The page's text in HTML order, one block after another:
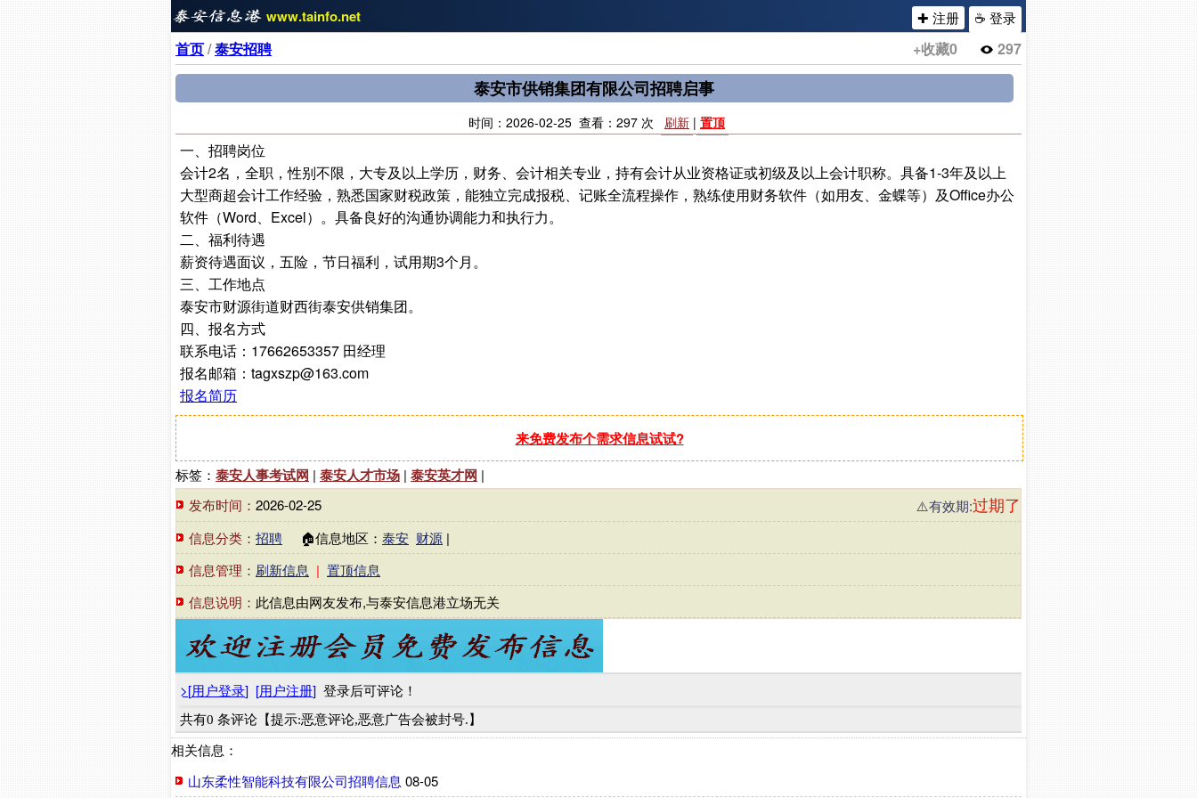
www.tainfo.net ☕ 登录
✚ 注册
+收藏0 297
首页/泰安招聘
泰安市供销集团有限公司招聘启事
时间：2026-02-25 查看：297 次 刷新 | 置顶
一、招聘岗位
会计2名，全职，性别不限，大专及以上学历，财务、会计相关专业，持有会计从业资格证或初级及以上会计职称。具备1-3年及以上
大型商超会计工作经验，熟悉国家财税政策，能独立完成报税、记账全流程操作，熟练使用财务软件（如用友、金蝶等）及Office办公
软件（Word、Excel）。具备良好的沟通协调能力和执行力。
二、福利待遇
薪资待遇面议，五险，节日福利，试用期3个月。
三、工作地点
泰安市财源街道财西街泰安供销集团。
四、报名方式
联系电话：17662653357 田经理
报名邮箱：tagxszp@163.com
报名简历
来免费发布个需求信息试试?
标签： 泰安人事考试网 | 泰安人才市场 | 泰安英才网 |
发布时间： 2026-02-25 ⚠️有效期:过期了
信息分类： 招聘 🏠信息地区： 泰安 财源 |
信息管理： 刷新信息 | 置顶信息
信息说明： 此信息由网友发布,与泰安信息港立场无关
>[用户登录] [用户注册] 登录后可评论！
共有0 条评论【提示:恶意评论,恶意广告会被封号.】
相关信息：
山东柔性智能科技有限公司招聘信息 08-05